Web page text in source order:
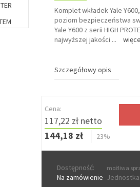
Komplet wkładek Yale
poziom bezpieczeństwa
Yale Y600 z serii HIGH
najwyższej jakości ...
Szczegółowy opis
Cena:
117,22 zł netto
144,18 zł
23%
Dostępność:
Na zamówienie
możliwa
Jednostka: